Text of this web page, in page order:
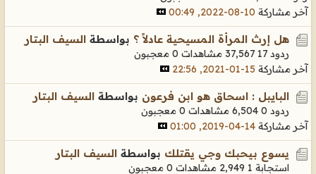
آخر مشاركة 10-08-2022, 00:49
هل إرث المرأة المسيحية عادلاً ؟ بواسطة السيف البتار
ردود 17 37,567 مشاهدات
0 معجبون
آخر مشاركة 15-01-2021, 22:56
البايبل : اسحاق هو ابن فرعون بواسطة السيف البتار
ردود 0 6,504 مشاهدات
0 معجبون
آخر مشاركة 14-04-2019, 01:00
يسوع بيحبك وجي يقتلك بواسطة السيف البتار
استجابة 1 2,949 مشاهدات
0 معجبون